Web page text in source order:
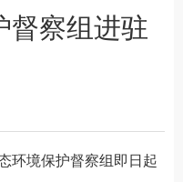
督察组进驻
境保护督察组即日起